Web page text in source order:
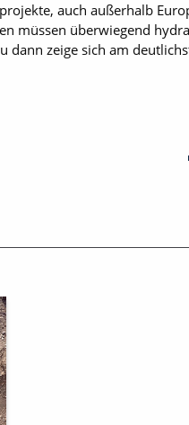
auch außerhalb
müssen überwiegend
dann zeige sich am